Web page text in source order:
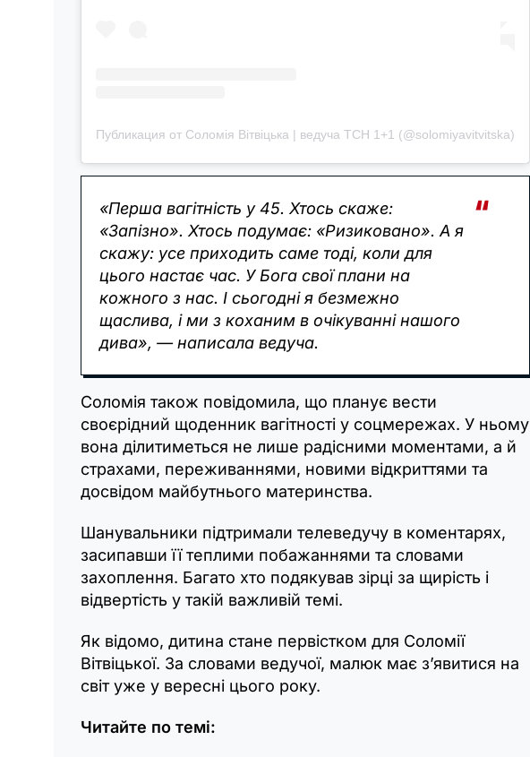
Публикация от Соломія Вітвіцька | ведуча ТСН 1+1 (@solomiyavitvitska)
«Перша вагітність у 45. Хтось скаже:
«Запізно». Хтось подумає: «Ризиковано». А я
скажу: усе приходить саме тоді, коли для
цього настає час. У Бога свої плани на
кожного з нас. І сьогодні я безмежно
щаслива, і ми з коханим в очікуванні нашого
дива», — написала ведуча.
Соломія також повідомила, що планує вести
своєрідний щоденник вагітності у соцмережах. У ньому
вона ділитиметься не лише радісними моментами, а й
страхами, переживаннями, новими відкриттями та
досвідом майбутнього материнства.
Шанувальники підтримали телеведучу в коментарях,
засипавши її теплими побажаннями та словами
захоплення. Багато хто подякував зірці за щирість і
відвертість у такій важливій темі.
Як відомо, дитина стане первістком для Соломії
Вітвіцької. За словами ведучої, малюк має з’явитися на
світ уже у вересні цього року.
Читайте по темі: